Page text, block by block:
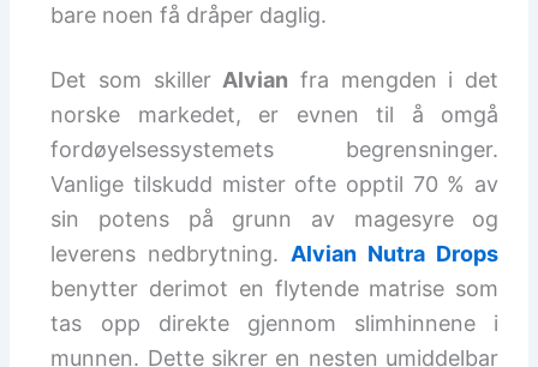
bare noen få dråper daglig.
Det som skiller Alvian fra mengden i det
norske markedet, er evnen til å omgå
fordøyelsessystemets begrensninger.
Vanlige tilskudd mister ofte opptil 70 % av
sin potens på grunn av magesyre og
leverens nedbrytning. Alvian Nutra Drops
benytter derimot en flytende matrise som
tas opp direkte gjennom slimhinnene i
munnen. Dette sikrer en nesten umiddelbar